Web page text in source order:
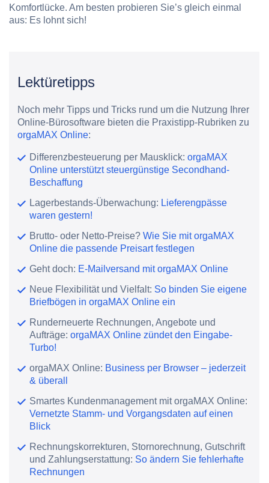
Komfortlücke. Am besten probieren Sie’s gleich einmal
aus: Es lohnt sich!
Lektüretipps
Noch mehr Tipps und Tricks rund um die Nutzung Ihrer
Online-Bürosoftware bieten die Praxistipp-Rubriken zu
orgaMAX Online:
Differenzbesteuerung per Mausklick:orgaMAX
Online unterstützt steuergünstige Secondhand-
Beschaffung
Lagerbestands-Überwachung: Lieferengpässe
waren gestern!
Brutto- oder Netto-Preise?Wie Sie mit orgaMAX
Online die passende Preisart festlegen
Geht doch: E-Mailversand mit orgaMAX Online
Neue Flexibilität und Vielfalt: So binden Sie eigene
Briefbögen in orgaMAX Online ein
Runderneuerte Rechnungen, Angebote und
Aufträge:orgaMAX Online zündet den Eingabe-
Turbo!
orgaMAX Online: Business per Browser – jederzeit
& überall
Smartes Kundenmanagement mit orgaMAX Online:
Vernetzte Stamm- und Vorgangsdaten auf einen
Blick
Rechnungskorrekturen, Stornorechnung, Gutschrift
und Zahlungserstattung: So ändern Sie fehlerhafte
Rechnungen